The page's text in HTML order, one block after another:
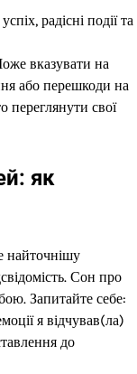
радісні події та
вказувати на
або перешкоди на
свої
як
найточнішу
Сон про
Запитайте себе:
я відчував(ла)
до